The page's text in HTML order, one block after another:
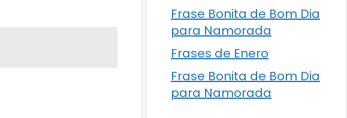
Frase Bonita de Bom Dia
para Namorada
Frases de Enero
Frase Bonita de Bom Dia
para Namorada